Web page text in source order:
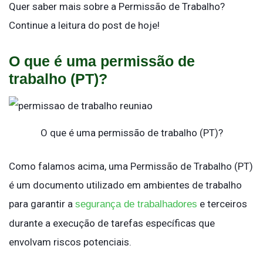
Quer saber mais sobre a Permissão de Trabalho?
Continue a leitura do post de hoje!
O que é uma permissão de
trabalho (PT)?
O que é uma permissão de trabalho (PT)?
Como falamos acima, uma Permissão de Trabalho (PT)
é um documento utilizado em ambientes de trabalho
para garantir a segurança de trabalhadores e terceiros
durante a execução de tarefas específicas que
envolvam riscos potenciais.